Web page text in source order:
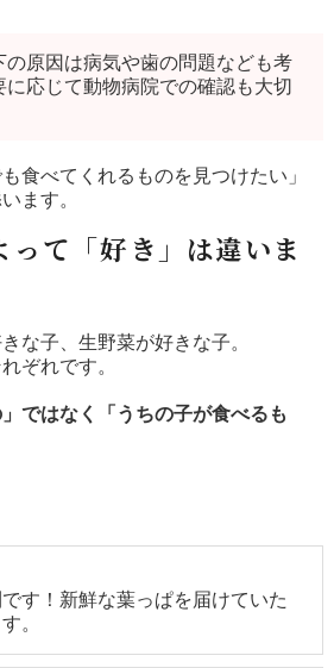
の原因は病気や歯の問題なども考
に応じて動物病院での確認も大切
も食べてくれるものを見つけたい」
ます。
って「好き」は違いま
な子、生野菜が好きな子。
ぞれです。
ではなく「うちの子が食べるも
す！新鮮な葉っぱを届けていた
。